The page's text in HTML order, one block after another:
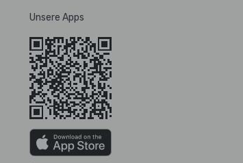
Unsere Apps